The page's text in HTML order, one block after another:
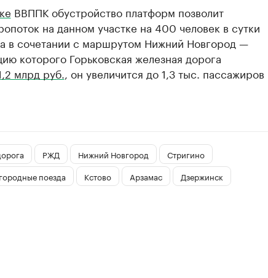
ВВППК обустройство платформ позволит
на данном участке на 400 человек в сутки
в сочетании с маршрутом Нижний Новгород —
которого Горьковская железная дорога
млрд руб. , он увеличится до 1,3 тыс. пассажиров
РЖД Нижний Новгород
Стригино
поезда Кстово Арзамас
Дзержинск